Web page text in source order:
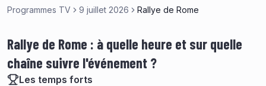
Programmes TV 9 juillet 2026 Rallye de Rome
Rallye de Rome : à quelle heure et sur quelle
chaîne suivre l'événement ?
Les temps forts